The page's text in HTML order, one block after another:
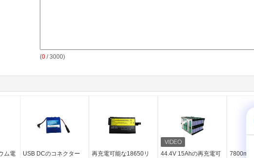
(0 / 3000)
ム電
USB DCのコネクター
再充電可能な18650リ
44.4V 15Ahの再充電可